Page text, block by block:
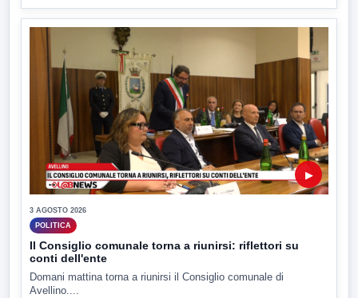
▶
3 AGOSTO 2026
POLITICA
Il Consiglio comunale torna a riunirsi: riflettori su
conti dell'ente
Domani mattina torna a riunirsi il Consiglio comunale di
Avellino....